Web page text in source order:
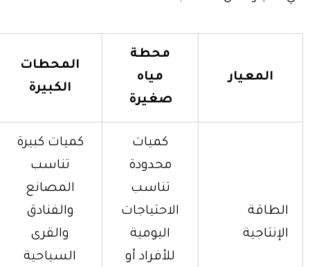
المعيار
محطة
مياه
صغيرة
المحطات
الكبيرة
الطاقة
الإنتاجية
كميات
محدودة
تناسب
الاحتياجات
اليومية
للأفراد أو
كميات كبيرة
تناسب
المصانع
والفنادق
والقرى
السياحية